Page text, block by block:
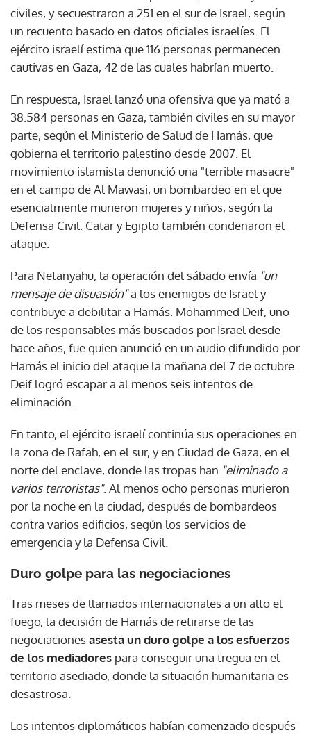
civiles, y secuestraron a 251 en el sur de Israel, según
un recuento basado en datos oficiales israelíes. El
ejército israelí estima que 116 personas permanecen
cautivas en Gaza, 42 de las cuales habrían muerto.
En respuesta, Israel lanzó una ofensiva que ya mató a
38.584 personas en Gaza, también civiles en su mayor
parte, según el Ministerio de Salud de Hamás, que
gobierna el territorio palestino desde 2007. El
movimiento islamista denunció una "terrible masacre"
en el campo de Al Mawasi, un bombardeo en el que
esencialmente murieron mujeres y niños, según la
Defensa Civil. Catar y Egipto también condenaron el
ataque.
Para Netanyahu, la operación del sábado envía "un
mensaje de disuasión"a los enemigos de Israel y
contribuye a debilitar a Hamás. Mohammed Deif, uno
de los responsables más buscados por Israel desde
hace años, fue quien anunció en un audio difundido por
Hamás el inicio del ataque la mañana del 7 de octubre.
Deif logró escapar a al menos seis intentos de
eliminación.
En tanto, el ejército israelí continúa sus operaciones en
la zona de Rafah, en el sur, y en Ciudad de Gaza, en el
norte del enclave, donde las tropas han "eliminado a
varios terroristas". Al menos ocho personas murieron
por la noche en la ciudad, después de bombardeos
contra varios edificios, según los servicios de
emergencia y la Defensa Civil.
Duro golpe para las negociaciones
Tras meses de llamados internacionales a un alto el
fuego, la decisión de Hamás de retirarse de las
negociacionesasesta un duro golpe a los esfuerzos
de los mediadores para conseguir una tregua en el
territorio asediado, donde la situación humanitaria es
desastrosa.
Los intentos diplomáticos habían comenzado después